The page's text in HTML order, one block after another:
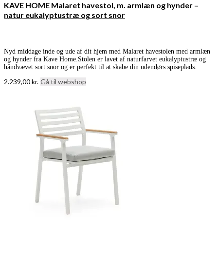
KAVE HOME Malaret havestol, m. armlæn og hynder –
natur eukalyptustræ og sort snor
Nyd middage inde og ude af dit hjem med Malaret havestolen med armlæn
og hynder fra Kave Home.Stolen er lavet af naturfarvet eukalyptustræ og
håndvævet sort snor og er perfekt til at skabe din udendørs spiseplads.
2.239,00kr. Gå til webshop